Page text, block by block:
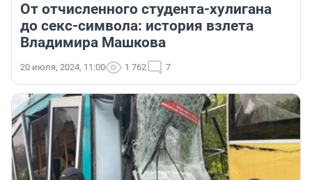
От отчисленного студента-хулигана
до секс-символа: история взлета
Владимира Машкова
20 июля, 2024, 11:00 1 762 7